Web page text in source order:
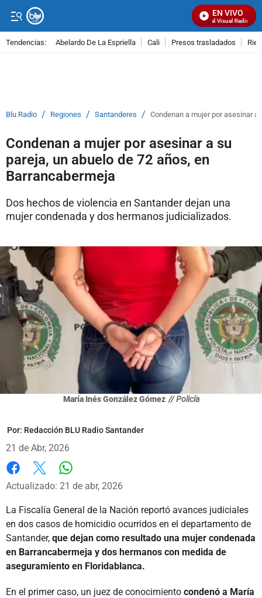
EN VIVO
Señal Visual Radio
Tendencias: Abelardo De La Espriella Cali Presos trasladados
Blu Radio / Regiones / Santanderes / Condenan a mujer por asesinar
Condenan a mujer por asesinar a su
pareja, un abuelo de 72 años, en
Barrancabermeja
Dos hechos de violencia en Santander dejan una
mujer condenada y dos hermanos judicializados.
María Inés González Gómez // Policía
Por: Redacción BLU Radio Santander
21 de Abr, 2026
Facebook
X
Actualizado: 21 de abr, 2026
La Fiscalía General de la Nación reportó avances judiciales
en dos casos de homicidio ocurridos en el departamento de
Santander, que dejan como resultado una mujer condenada
en Barrancabermeja y dos hermanos con medida de
aseguramiento en Floridablanca.
En el primer caso, un juez de conocimiento condenó a María